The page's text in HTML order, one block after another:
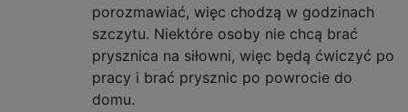
porozmawiać, więc chodzą w godzinach
szczytu. Niektóre osoby nie chcą brać
prysznica na siłowni, więc będą ćwiczyć po
pracy i brać prysznic po powrocie do
domu.